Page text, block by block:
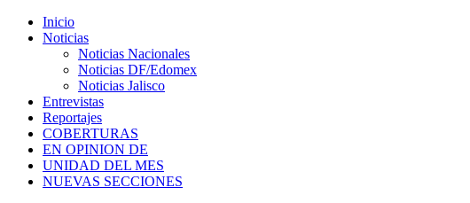
Inicio
Noticias
Noticias Nacionales
Noticias DF/Edomex
Noticias Jalisco
Entrevistas
Reportajes
COBERTURAS
EN OPINION DE
UNIDAD DEL MES
NUEVAS SECCIONES